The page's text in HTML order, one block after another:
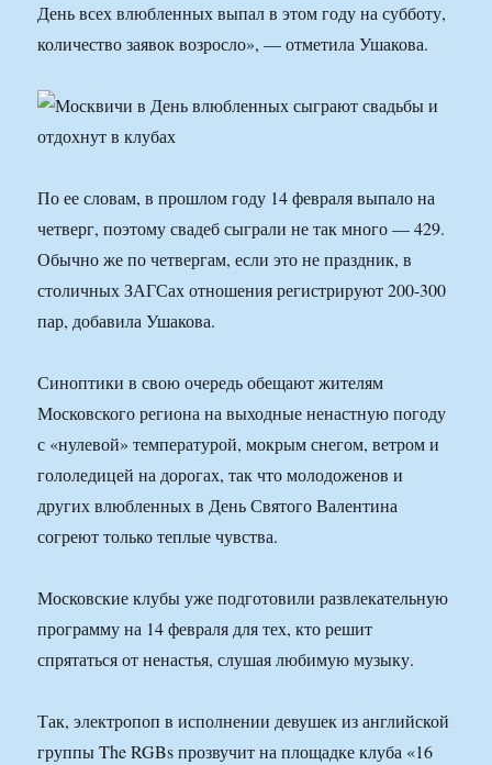
День всех влюбленных выпал в этом году на субботу,
количество заявок возросло», — отметила Ушакова.
По ее словам, в прошлом году 14 февраля выпало на
четверг, поэтому свадеб сыграли не так много — 429.
Обычно же по четвергам, если это не праздник, в
столичных ЗАГСах отношения регистрируют 200-300
пар, добавила Ушакова.
Синоптики в свою очередь обещают жителям
Московского региона на выходные ненастную погоду
с «нулевой» температурой, мокрым снегом, ветром и
гололедицей на дорогах, так что молодоженов и
других влюбленных в День Святого Валентина
согреют только теплые чувства.
Московские клубы уже подготовили развлекательную
программу на 14 февраля для тех, кто решит
спрятаться от ненастья, слушая любимую музыку.
Так, электропоп в исполнении девушек из английской
группы The RGBs прозвучит на площадке клуба «16